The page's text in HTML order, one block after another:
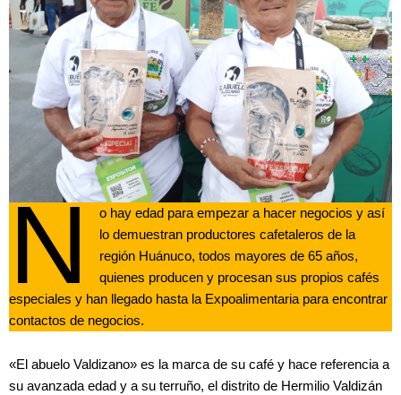
N
o hay edad para empezar a hacer negocios y así
lo demuestran productores cafetaleros de la
región Huánuco, todos mayores de 65 años,
quienes producen y procesan sus propios cafés
especiales y han llegado hasta la Expoalimentaria para encontrar
contactos de negocios.
«El abuelo Valdizano» es la marca de su café y hace referencia a
su avanzada edad y a su terruño, el distrito de Hermilio Valdizán